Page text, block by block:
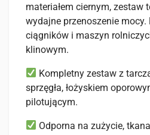
materiałem ciernym, zestaw
wydajne przenoszenie
ciągników i maszyn
klinowym.
Kompletny zestaw z
sprzęgła, łożyskiem
pilotującym.
Odporna na zużycie,